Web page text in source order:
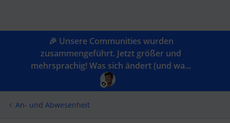
🎉 Unsere Communities wurden
zusammengeführt. Jetzt größer und
mehrsprachig! Was sich ändert (und wa...
An- und Abwesenheit